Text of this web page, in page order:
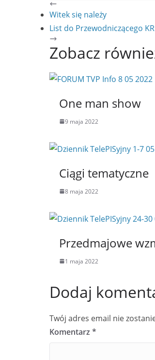
Witek się należy
List do Przewodniczącego
Zobacz
One man show
9 maja 2022
Ciągi tematyczne
8 maja 2022
Przedmajowe
1 maja 2022
Dodaj
Twój adres email nie
Komentarz *